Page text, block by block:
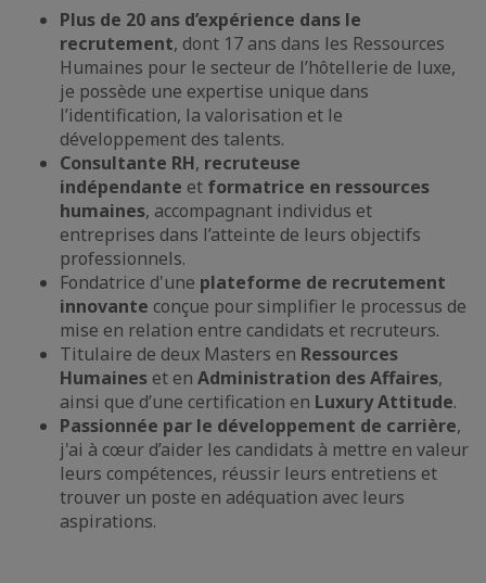
Plus de 20 ans d’expérience dans le
recrutement, dont 17 ans dans les Ressources
Humaines pour le secteur de l’hôtellerie de luxe,
je possède une expertise unique dans
l’identification, la valorisation et le
développement des talents.
Consultante RH, recruteuse
indépendante et formatrice en ressources
humaines, accompagnant individus et
entreprises dans l’atteinte de leurs objectifs
professionnels.
Fondatrice d'une plateforme de recrutement
innovante conçue pour simplifier le processus de
mise en relation entre candidats et recruteurs.
Titulaire de deux Masters en Ressources
Humaines et en Administration des Affaires,
ainsi que d’une certification en Luxury Attitude.
Passionnée par le développement de carrière,
j'ai à cœur d’aider les candidats à mettre en valeur
leurs compétences, réussir leurs entretiens et
trouver un poste en adéquation avec leurs
aspirations.